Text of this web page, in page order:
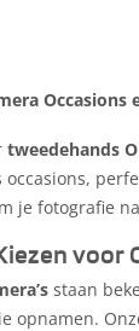
tweedehands
occasions,
je fotografie
voor
staan
opnamen.